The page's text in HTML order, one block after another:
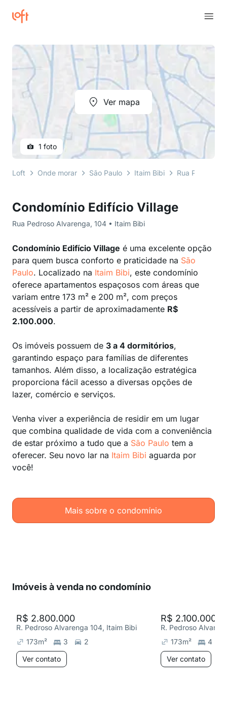
Condomínio Edifício Village
Rua Pedroso Alvarenga, 104 • Itaim Bibi
Condomínio Edifício Village é uma excelente opção
para quem busca conforto e praticidade na São
Paulo. Localizado na Itaim Bibi, este condomínio
oferece apartamentos espaçosos com áreas que
variam entre 173 m² e 200 m², com preços
acessíveis a partir de aproximadamente R$
2.100.000.
Os imóveis possuem de 3 a 4 dormitórios,
garantindo espaço para famílias de diferentes
tamanhos. Além disso, a localização estratégica
proporciona fácil acesso a diversas opções de
lazer, comércio e serviços.
Venha viver a experiência de residir em um lugar
que combina qualidade de vida com a conveniência
de estar próximo a tudo que a São Paulo tem a
oferecer. Seu novo lar na Itaim Bibi aguarda por
você!
Mais sobre o condomínio
Ver mapa
1 foto
Loft Onde morar São Paulo Itaim Bibi Rua Pedroso
Imóveis à venda no condomínio
R$ 2.800.000
R. Pedroso Alvarenga 104, Itaim Bibi
173m² 3
2
Ver contato
R$ 2.100.000
R. Pedroso
173m²
4
Ver contato